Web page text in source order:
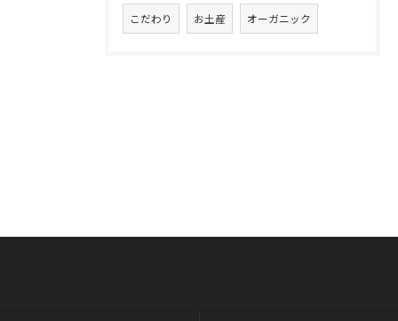
こだわり お土産 オーガニック